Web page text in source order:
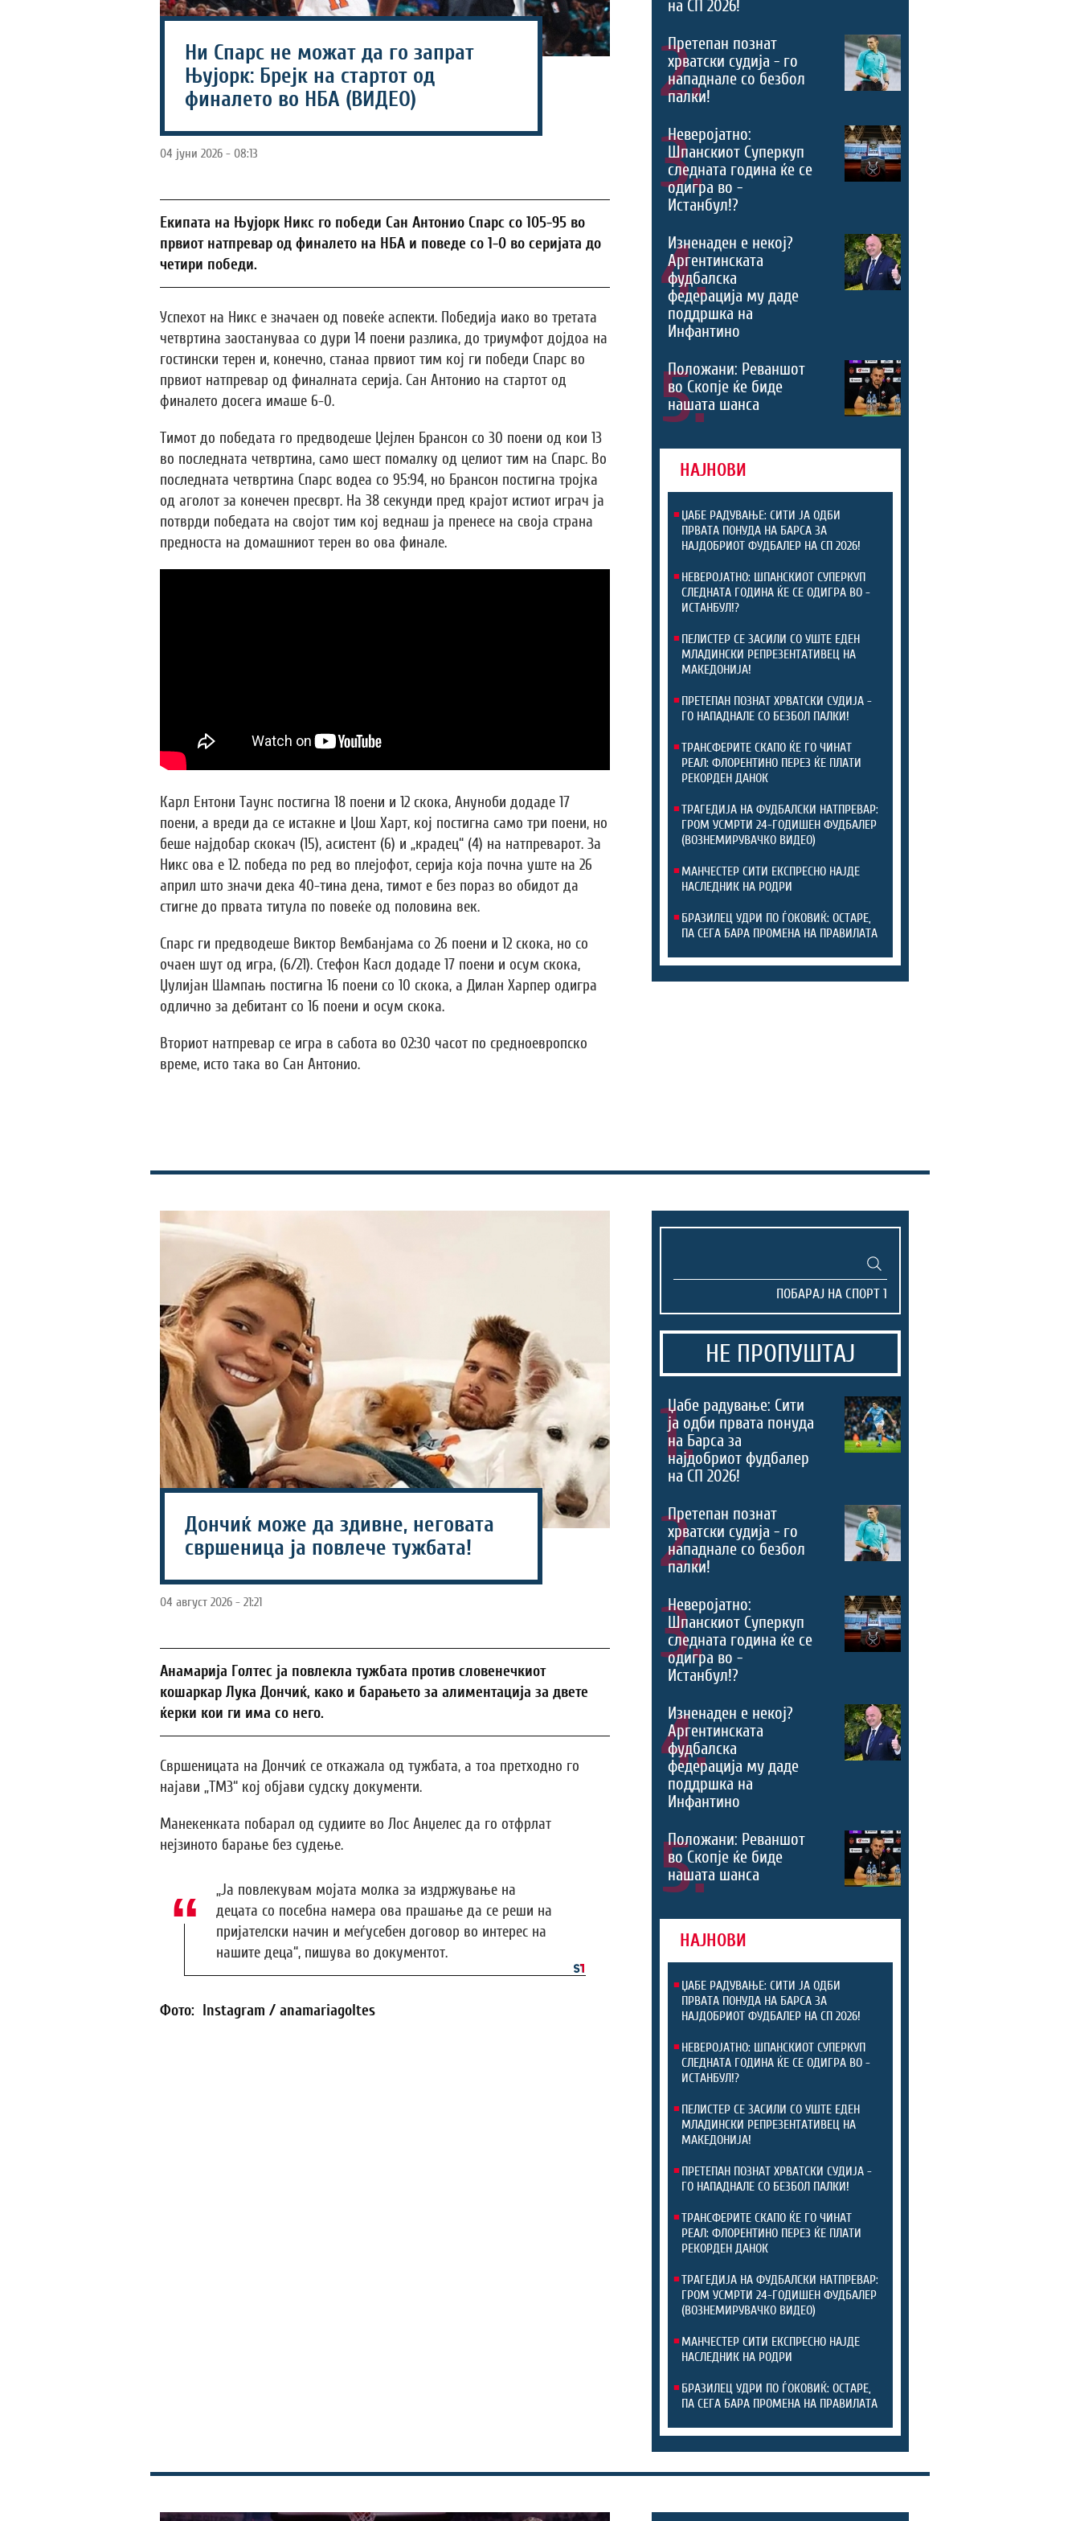
Ни Спарс не можат да го запрат
Њујорк: Брејк на стартот од
финалето во НБА (ВИДЕО)
04 јуни 2026 - 08:13
Екипата на Њујорк Никс го победи Сан Антонио Спарс со 105-95 во
првиот натпревар од финалето на НБА и поведе со 1-0 во серијата до
четири победи.
Успехот на Никс е значаен од повеќе аспекти. Победија иако во третата
четвртина заостануваа со дури 14 поени разлика, до триумфот дојдоа на
гостински терен и, конечно, станаа првиот тим кој ги победи Спарс во
првиот натпревар од финалната серија. Сан Антонио на стартот од
финалето досега имаше 6-0.
Тимот до победата го предводеше Џејлен Брансон со 30 поени од кои 13
во последната четвртина, само шест помалку од целиот тим на Спарс. Во
последната четвртина Спарс водеа со 95:94, но Брансон постигна тројка
од аголот за конечен пресврт. На 38 секунди пред крајот истиот играч ја
потврди победата на својот тим кој веднаш ја пренесе на своја страна
предноста на домашниот терен во ова финале.
Карл Ентони Таунс постигна 18 поени и 12 скока, Ануноби додаде 17
поени, а вреди да се истакне и Џош Харт, кој постигна само три поени, но
беше најдобар скокач (15), асистент (6) и „крадец“ (4) на натпреварот. За
Никс ова е 12. победа по ред во плејофот, серија која почна уште на 26
април што значи дека 40-тина дена, тимот е без пораз во обидот да
стигне до првата титула по повеќе од половина век.
Спарс ги предводеше Виктор Вембанјама со 26 поени и 12 скока, но со
очаен шут од игра, (6/21). Стефон Касл додаде 17 поени и осум скока,
Џулијан Шампањ постигна 16 поени со 10 скока, а Дилан Харпер одигра
одлично за дебитант со 16 поени и осум скока.
Вториот натпревар се игра в сабота во 02:30 часот по средноевропско
време, исто така во Сан Антонио.
на СП 2026!
2.
Претепан познат
хрватски судија - го
нападнале со безбол
палки!
3.
Неверојатно:
Шпанскиот Суперкуп
следната година ќе се
одигра во -
Истанбул!?
4.
Изненаден е некој?
Аргентинската
фудбалска
федерација му даде
поддршка на
Инфантино
5.
Положани: Реваншот
во Скопје ќе биде
нашата шанса
НАЈНОВИ
ЏАБЕ РАДУВАЊЕ: СИТИ ЈА ОДБИ
ПРВАТА ПОНУДА НА БАРСА ЗА
НАЈДОБРИОТ ФУДБАЛЕР НА СП 2026!
НЕВЕРОЈАТНО: ШПАНСКИОТ СУПЕРКУП
СЛЕДНАТА ГОДИНА ЌЕ СЕ ОДИГРА ВО -
ИСТАНБУЛ!?
ПЕЛИСТЕР СЕ ЗАСИЛИ СО УШТЕ ЕДЕН
МЛАДИНСКИ РЕПРЕЗЕНТАТИВЕЦ НА
МАКЕДОНИЈА!
ПРЕТЕПАН ПОЗНАТ ХРВАТСКИ СУДИЈА -
ГО НАПАДНАЛЕ СО БЕЗБОЛ ПАЛКИ!
ТРАНСФЕРИТЕ СКАПО ЌЕ ГО ЧИНАТ
РЕАЛ: ФЛОРЕНТИНО ПЕРЕЗ ЌЕ ПЛАТИ
РЕКОРДЕН ДАНОК
ТРАГЕДИЈА НА ФУДБАЛСКИ НАТПРЕВАР:
ГРОМ УСМРТИ 24-ГОДИШЕН ФУДБАЛЕР
(ВОЗНЕМИРУВАЧКО ВИДЕО)
МАНЧЕСТЕР СИТИ ЕКСПРЕСНО НАЈДЕ
НАСЛЕДНИК НА РОДРИ
БРАЗИЛЕЦ УДРИ ПО ЃОКОВИЌ: ОСТАРЕ,
ПА СЕГА БАРА ПРОМЕНА НА ПРАВИЛАТА
Дончиќ може да здивне, неговата
свршеница ја повлече тужбата!
04 август 2026 - 21:21
Анамарија Голтес ја повлекла тужбата против словенечкиот
кошаркар Лука Дончиќ, како и барањето за алиментација за двете
ќерки кои ги има со него.
Свршеницата на Дончиќ се откажала од тужбата, а тоа претходно го
најави „ТМЗ“ кој објави судску документи.
Манекенката побарал од судиите во Лос Анџелес да го отфрлат
нејзиното барање без судење.
„Ја повлекувам мојата молка за издржување на
децата со посебна намера ова прашање да се реши на
пријателски начин и меѓусебен договор во интерес на
нашите деца“, пишува во документот.
Фото: Instagram / anamariagoltes
НЕ ПРОПУШТАЈ
1.
Џабе радување: Сити
ја одби првата понуда
на Барса за
најдобриот фудбалер
на СП 2026!
2.
Претепан познат
хрватски судија - го
нападнале со безбол
палки!
3.
Неверојатно:
Шпанскиот Суперкуп
следната година ќе се
одигра во -
Истанбул!?
4.
Изненаден е некој?
Аргентинската
фудбалска
федерација му даде
поддршка на
Инфантино
5.
Положани: Реваншот
во Скопје ќе биде
нашата шанса
НАЈНОВИ
ЏАБЕ РАДУВАЊЕ: СИТИ ЈА ОДБИ
ПРВАТА ПОНУДА НА БАРСА ЗА
НАЈДОБРИОТ ФУДБАЛЕР НА СП 2026!
НЕВЕРОЈАТНО: ШПАНСКИОТ СУПЕРКУП
СЛЕДНАТА ГОДИНА ЌЕ СЕ ОДИГРА ВО -
ИСТАНБУЛ!?
ПЕЛИСТЕР СЕ ЗАСИЛИ СО УШТЕ ЕДЕН
МЛАДИНСКИ РЕПРЕЗЕНТАТИВЕЦ НА
МАКЕДОНИЈА!
ПРЕТЕПАН ПОЗНАТ ХРВАТСКИ СУДИЈА -
ГО НАПАДНАЛЕ СО БЕЗБОЛ ПАЛКИ!
ТРАНСФЕРИТЕ СКАПО ЌЕ ГО ЧИНАТ
РЕАЛ: ФЛОРЕНТИНО ПЕРЕЗ ЌЕ ПЛАТИ
РЕКОРДЕН ДАНОК
ТРАГЕДИЈА НА ФУДБАЛСКИ НАТПРЕВАР:
ГРОМ УСМРТИ 24-ГОДИШЕН ФУДБАЛЕР
(ВОЗНЕМИРУВАЧКО ВИДЕО)
МАНЧЕСТЕР СИТИ ЕКСПРЕСНО НАЈДЕ
НАСЛЕДНИК НА РОДРИ
БРАЗИЛЕЦ УДРИ ПО ЃОКОВИЌ: ОСТАРЕ,
ПА СЕГА БАРА ПРОМЕНА НА ПРАВИЛАТА